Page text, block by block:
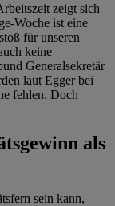
zeigt sich
Woche ist eine
für unseren
keine
Generalsekretär
laut Egger bei
fehlen. Doch
als
sein kann,